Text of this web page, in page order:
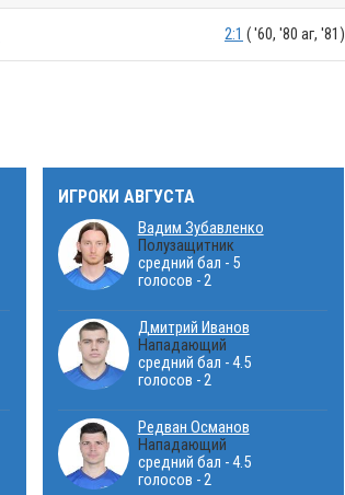
2:1 ( '60, '80 аг, '81)
ИГРОКИ АВГУСТА
Вадим Зубавленко
Полузащитник
средний бал - 5
голосов - 2
Дмитрий Иванов
Нападающий
средний бал - 4.5
голосов - 2
Редван Османов
Нападающий
средний бал - 4.5
голосов - 2